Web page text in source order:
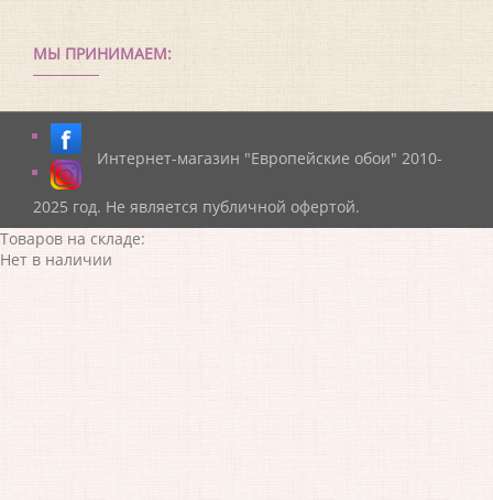
МЫ ПРИНИМАЕМ:
Интернет-магазин "Европейские обои" 2010-
2025 год. Не является публичной офертой.
Товаров на складе:
Нет в наличии